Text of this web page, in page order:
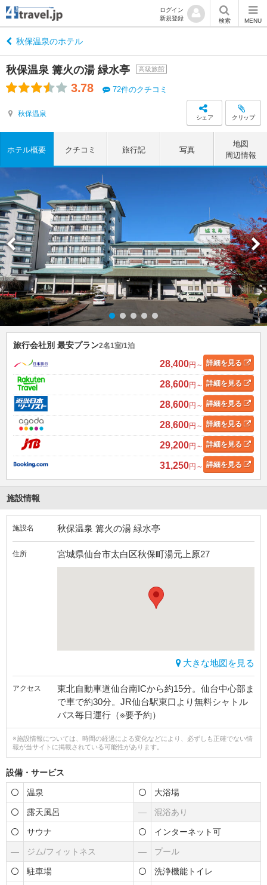
ログイン
新規登録
検索 MENU
秋保温泉のホテル
秋保温泉 篝火の湯 緑水亭 高級旅館
3.78 72件のクチコミ
秋保温泉 シェア クリップ
ホテル概要 クチコミ 旅行記 写真
地図
周辺情報
旅行会社別 最安プラン2名1室/1泊
28,400円～ 詳細を見る
28,600円～ 詳細を見る
28,600円～ 詳細を見る
28,600円～ 詳細を見る
29,200円～ 詳細を見る
31,250円～ 詳細を見る
施設情報
施設名 秋保温泉 篝火の湯 緑水亭
住所 宮城県仙台市太白区秋保町湯元上原27
大きな地図を見る
アクセス
東北自動車道仙台南ICから約15分。仙台中心部ま
で車で約30分。JR仙台駅東口より無料シャトル
バス毎日運行（※要予約）
※施設情報については、時間の経過による変化などにより、必ずしも正確でない情
報が当サイトに掲載されている可能性があります。
設備・サービス
温泉 大浴場
露天風呂 ― 混浴あり
サウナ インターネット可
― ジム/フィットネス ― プール
駐車場 洗浄機能トイレ